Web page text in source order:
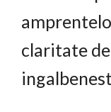
claritate